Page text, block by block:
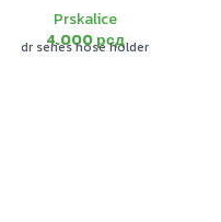
Prskalice
4.000рсд
dr series hose holder